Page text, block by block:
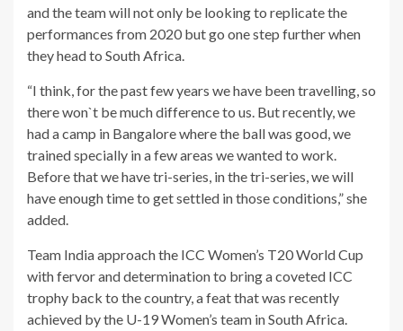
and the team will not only be looking to replicate the
performances from 2020 but go one step further when
they head to South Africa.
“I think, for the past few years we have been travelling, so
there won`t be much difference to us. But recently, we
had a camp in Bangalore where the ball was good, we
trained specially in a few areas we wanted to work.
Before that we have tri-series, in the tri-series, we will
have enough time to get settled in those conditions,” she
added.
Team India approach the ICC Women’s T20 World Cup
with fervor and determination to bring a coveted ICC
trophy back to the country, a feat that was recently
achieved by the U-19 Women’s team in South Africa.